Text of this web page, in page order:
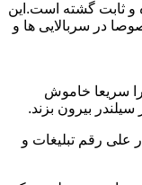
انجام شده و ثابت گشته است.این
در سربالایی ها و
را سریعا خاموش
بیرون بزند.
تمایل داشته باشید موتور استاندارد تعمیر شود،باید تعویض گردد،یاتاقان های 25 و 50 موجود در بازار علی رقم تبلیغات و